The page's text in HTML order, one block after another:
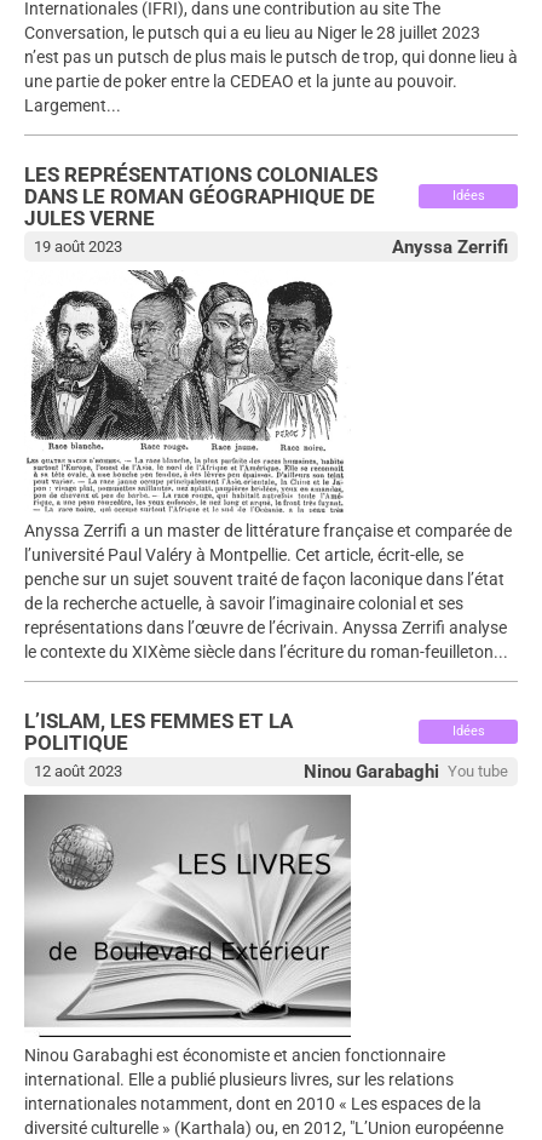
Internationales (IFRI), dans une contribution au site The
Conversation, le putsch qui a eu lieu au Niger le 28 juillet 2023
n’est pas un putsch de plus mais le putsch de trop, qui donne lieu à
une partie de poker entre la CEDEAO et la junte au pouvoir.
Largement...
Idées
LES REPRÉSENTATIONS COLONIALES
DANS LE ROMAN GÉOGRAPHIQUE DE
JULES VERNE
Anyssa Zerrifi
19 août 2023
Anyssa Zerrifi a un master de littérature française et comparée de
l’université Paul Valéry à Montpellie. Cet article, écrit-elle, se
penche sur un sujet souvent traité de façon laconique dans l’état
de la recherche actuelle, à savoir l’imaginaire colonial et ses
représentations dans l’œuvre de l’écrivain. Anyssa Zerrifi analyse
le contexte du XIXème siècle dans l’écriture du roman-feuilleton...
Idées
L’ISLAM, LES FEMMES ET LA
POLITIQUE
Ninou Garabaghi You tube
12 août 2023
Ninou Garabaghi est économiste et ancien fonctionnaire
international. Elle a publié plusieurs livres, sur les relations
internationales notamment, dont en 2010 « Les espaces de la
diversité culturelle » (Karthala) ou, en 2012, "L’Union européenne